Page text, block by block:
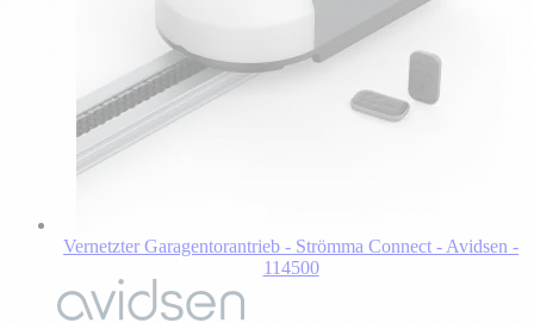
Vernetzter Garagentorantrieb - Strömma Connect - Avidsen -
114500